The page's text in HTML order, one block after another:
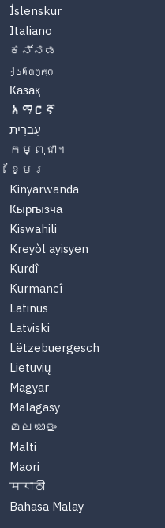
Íslenskur
Italiano
ಕನ್ನಡ
ქართული
Казақ
አማርኛ
עִברִית
កម្ពុជា។
ខ្មែរ
Kinyarwanda
Кыргызча
Kiswahili
Kreyòl ayisyen
Kurdî
Kurmancî
Latinus
Latviski
Lëtzebuergesch
Lietuvių
Magyar
Malagasy
മലയാളം
Malti
Maori
मराठी
Bahasa Malay